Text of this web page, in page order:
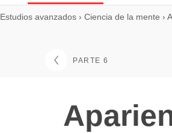
Estudios avanzados › Ciencia de la mente ›
PARTE 6